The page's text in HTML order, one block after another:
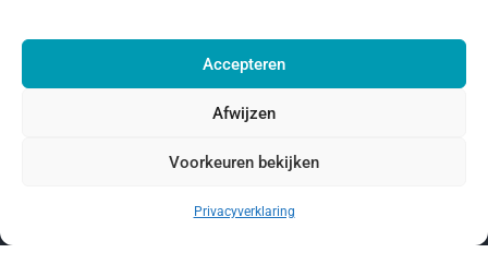
Accepteren
Afwijzen
Voorkeuren bekijken
Privacyverklaring